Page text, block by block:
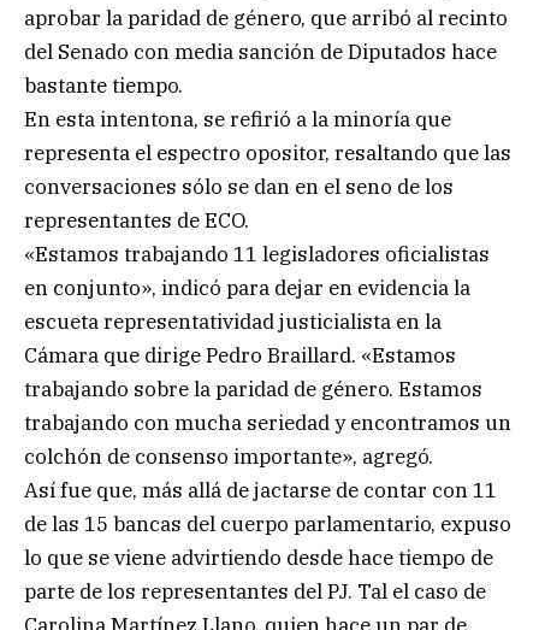
aprobar la paridad de género, que arribó al recinto
del Senado con media sanción de Diputados hace
bastante tiempo.
En esta intentona, se refirió a la minoría que
representa el espectro opositor, resaltando que las
conversaciones sólo se dan en el seno de los
representantes de ECO.
«Estamos trabajando 11 legisladores oficialistas
en conjunto», indicó para dejar en evidencia la
escueta representatividad justicialista en la
Cámara que dirige Pedro Braillard. «Estamos
trabajando sobre la paridad de género. Estamos
trabajando con mucha seriedad y encontramos un
colchón de consenso importante», agregó.
Así fue que, más allá de jactarse de contar con 11
de las 15 bancas del cuerpo parlamentario, expuso
lo que se viene advirtiendo desde hace tiempo de
parte de los representantes del PJ. Tal el caso de